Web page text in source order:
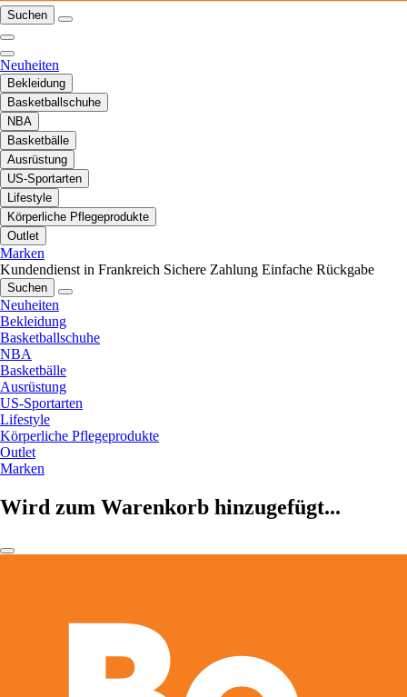
Suchen
Neuheiten
Bekleidung
Basketballschuhe
NBA
Basketbälle
Ausrüstung
US-Sportarten
Lifestyle
Körperliche Pflegeprodukte
Outlet
Marken
Kundendienst in Frankreich Sichere Zahlung Einfache Rückgabe
Suchen
Neuheiten
Bekleidung
Basketballschuhe
NBA
Basketbälle
Ausrüstung
US-Sportarten
Lifestyle
Körperliche Pflegeprodukte
Outlet
Marken
Wird zum Warenkorb hinzugefügt...